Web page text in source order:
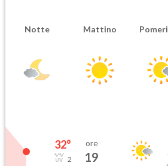
Notte Mattino
32°
2
ore
19